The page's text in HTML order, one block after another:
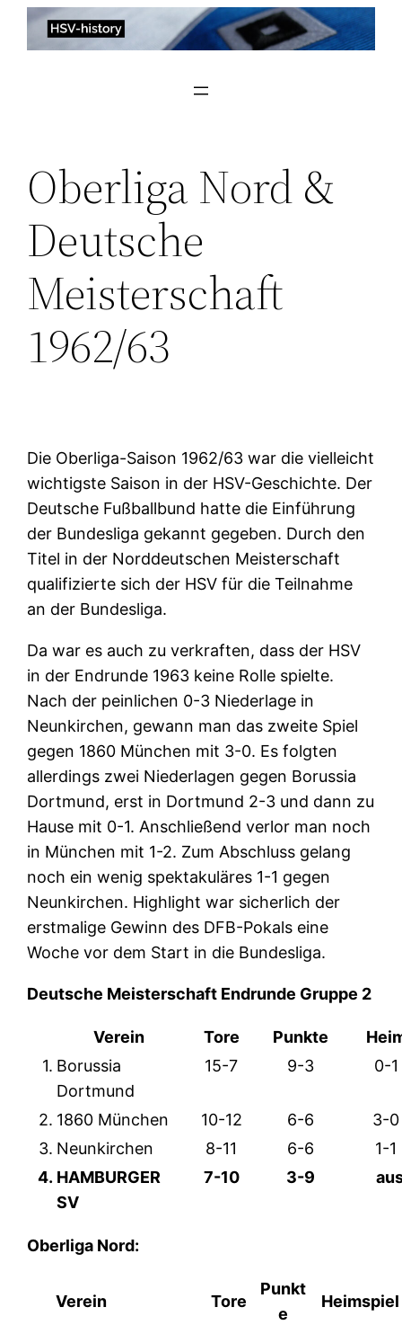
Zum
Inhalt
Oberliga Nord &
Deutsche
Meisterschaft
1962/63
Die Oberliga-Saison 1962/63 war die vielleicht
wichtigste Saison in der HSV-Geschichte. Der
Deutsche Fußballbund hatte die Einführung
der Bundesliga gekannt gegeben. Durch den
Titel in der Norddeutschen Meisterschaft
qualifizierte sich der HSV für die Teilnahme
an der Bundesliga.
Da war es auch zu verkraften, dass der HSV
in der Endrunde 1963 keine Rolle spielte.
Nach der peinlichen 0-3 Niederlage in
Neunkirchen, gewann man das zweite Spiel
gegen 1860 München mit 3-0. Es folgten
allerdings zwei Niederlagen gegen Borussia
Dortmund, erst in Dortmund 2-3 und dann zu
Hause mit 0-1. Anschließend verlor man noch
in München mit 1-2. Zum Abschluss gelang
noch ein wenig spektakuläres 1-1 gegen
Neunkirchen. Highlight war sicherlich der
erstmalige Gewinn des DFB-Pokals eine
Woche vor dem Start in die Bundesliga.
Deutsche Meisterschaft Endrunde Gruppe 2
Verein Tore Punkte
1. Borussia
Dortmund
15-7 9-3 0-1
2. 1860 München 10-12 6-6
3-0
3. Neunkirchen 8-11 6-6
1-1
4. HAMBURGER
SV
7-10 3-9
Oberliga Nord:
Verein Tore
Punkt
e
Heimspiel